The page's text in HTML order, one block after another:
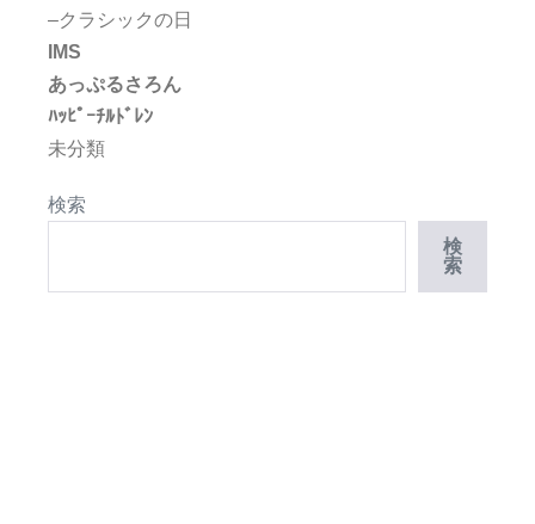
–クラシックの日
IMS
あっぷるさろん
ﾊｯﾋﾟｰﾁﾙﾄﾞﾚﾝ
未分類
検索
検
索